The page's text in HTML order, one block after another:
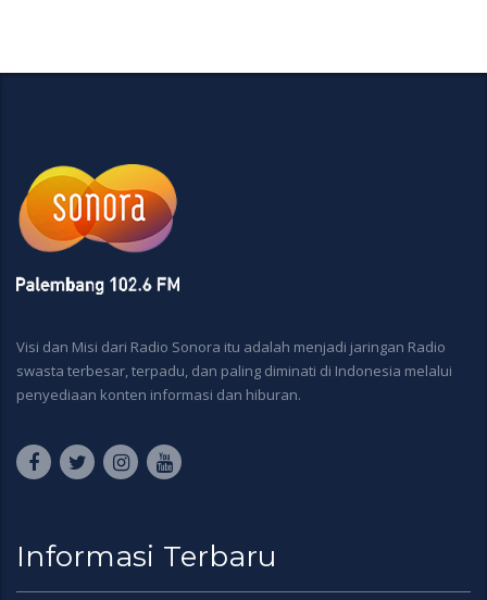
Visi dan Misi dari Radio Sonora itu adalah menjadi jaringan Radio
swasta terbesar, terpadu, dan paling diminati di Indonesia melalui
penyediaan konten informasi dan hiburan.
Informasi Terbaru